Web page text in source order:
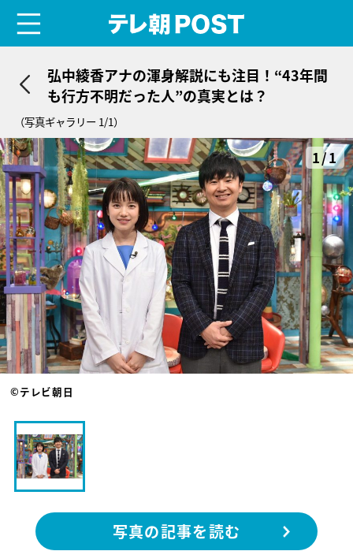
弘中綾香アナの渾身解説にも注目！“43年間
も行方不明だった人”の真実とは？
（写真ギャラリー 1/1）
1/1
©テレビ朝日
写真の記事を読む